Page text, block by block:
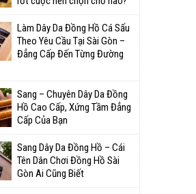
Làm Dây Da Đồng Hồ Cá Sấu
Theo Yêu Cầu Tại Sài Gòn –
Đẳng Cấp Đến Từng Đường
Sang – Chuyên Dây Da Đồng
Hồ Cao Cấp, Xứng Tầm Đẳng
Cấp Của Bạn
Sang Dây Da Đồng Hồ – Cái
Tên Dân Chơi Đồng Hồ Sài
Gòn Ai Cũng Biết